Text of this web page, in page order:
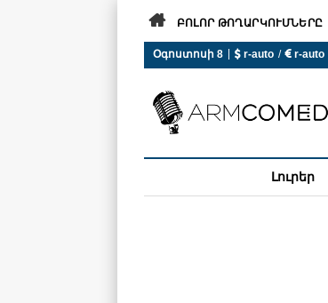
 ԲՈԼՈՐ ԹՈՂԱՐԿՈՒՄՆԵՐԸ
Օգոստոսի 8 |  r-auto /  r-auto
Լուրեր